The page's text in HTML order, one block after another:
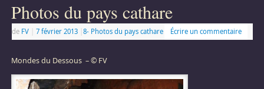
Photos du pays cathare
de FV 7 février 2013 8- Photos du pays cathare Écrire un commentaire
Mondes du Dessous – © FV